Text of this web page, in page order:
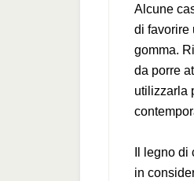
Alcune
di favorire
gomma.
da porre
utilizzarla
Il legno
in